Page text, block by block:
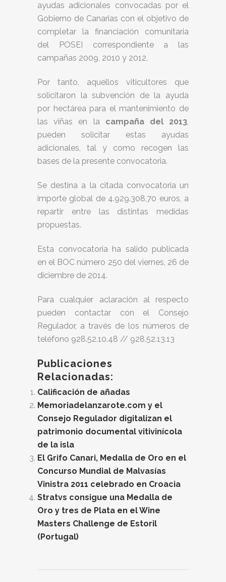
ayudas adicionales convocadas por el
Gobierno de Canarias con el objetivo de
completar la financiación comunitaria
del POSEI correspondiente a las
campañas 2009, 2010 y 2012.
Por tanto, aquellos viticultores que
solicitaron la subvención de la ayuda
por hectárea para el mantenimiento de
las viñas en la campaña del 2013,
pueden solicitar estas ayudas
adicionales, tal y como recogen las
bases de la presente convocatoria.
Se destina a la citada convocatoria un
importe global de 4.929.308,70 euros, a
repartir entre las distintas medidas
propuestas.
Esta convocatoria ha salido publicada
en el BOC número 250 del viernes, 26 de
diciembre de 2014.
Para cualquier aclaración al respecto
pueden contactar con el Consejo
Regulador, a través de los números de
teléfono 928.52.10.48 // 928.52.13.13
Publicaciones
Relacionadas:
Calificación de añadas
Memoriadelanzarote.com y el
Consejo Regulador digitalizan el
patrimonio documental vitivinícola
de la isla
El Grifo Canari, Medalla de Oro en el
Concurso Mundial de Malvasías
Vinistra 2011 celebrado en Croacia
Stratvs consigue una Medalla de
Oro y tres de Plata en el Wine
Masters Challenge de Estoril
(Portugal)